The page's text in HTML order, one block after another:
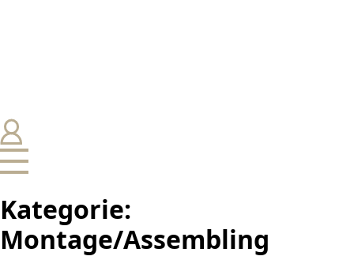
Kategorie:
Montage/Assembling